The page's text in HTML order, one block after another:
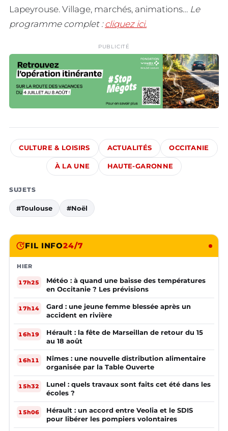
Lapeyrouse. Village, marchés, animations… Le
programme complet :cliquez ici.
PUBLICITÉ
CULTURE & LOISIRS ACTUALITÉS OCCITANIE
À LA UNE HAUTE-GARONNE
SUJETS
#Toulouse #Noël
FIL INFO24/7
HIER
17h25
Météo : à quand une baisse des températures
en Occitanie ? Les prévisions
17h14
Gard : une jeune femme blessée après un
accident en rivière
16h19
Hérault : la fête de Marseillan de retour du 15
au 18 août
16h11
Nîmes : une nouvelle distribution alimentaire
organisée par la Table Ouverte
15h32
Lunel : quels travaux sont faits cet été dans les
écoles ?
15h06
Hérault : un accord entre Veolia et le SDIS
pour libérer les pompiers volontaires